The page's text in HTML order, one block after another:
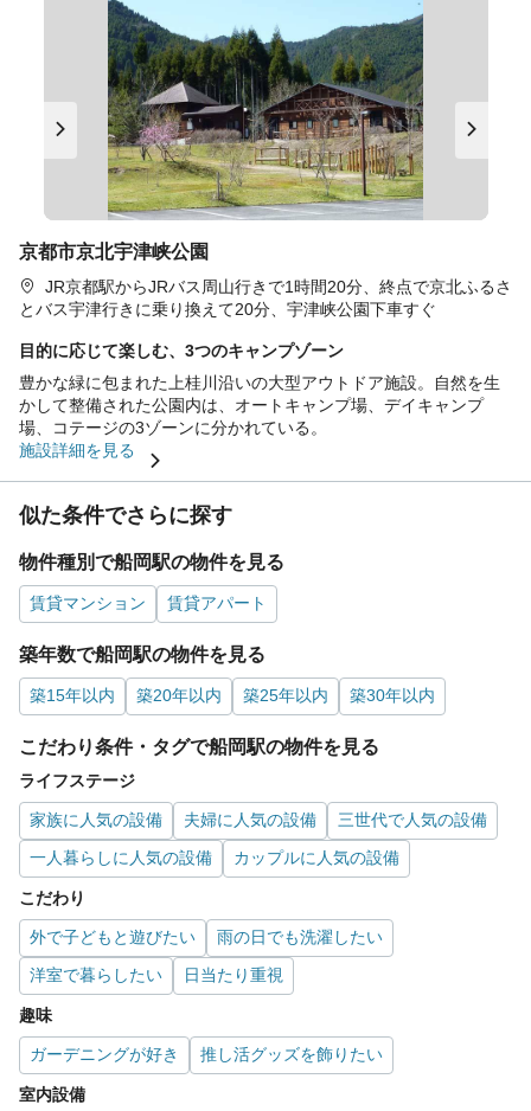
京都市京北宇津峡公園
JR京都駅からJRバス周山行きで1時間20分、終点で京北ふるさ
とバス宇津行きに乗り換えて20分、宇津峡公園下車すぐ
目的に応じて楽しむ、3つのキャンプゾーン
豊かな緑に包まれた上桂川沿いの大型アウトドア施設。自然を生
かして整備された公園内は、オートキャンプ場、デイキャンプ
場、コテージの3ゾーンに分かれている。
施設詳細を見る
似た条件でさらに探す
物件種別で船岡駅の物件を見る
賃貸マンション 賃貸アパート
築年数で船岡駅の物件を見る
築15年以内 築20年以内 築25年以内 築30年以内
こだわり条件・タグで船岡駅の物件を見る
ライフステージ
家族に人気の設備 夫婦に人気の設備
三世代で人気の設備
一人暮らしに人気の設備
カップルに人気の設備
こだわり
外で子どもと遊びたい
雨の日でも洗濯したい
洋室で暮らしたい
日当たり重視
趣味
ガーデニングが好き 推し活グッズを飾りたい
室内設備